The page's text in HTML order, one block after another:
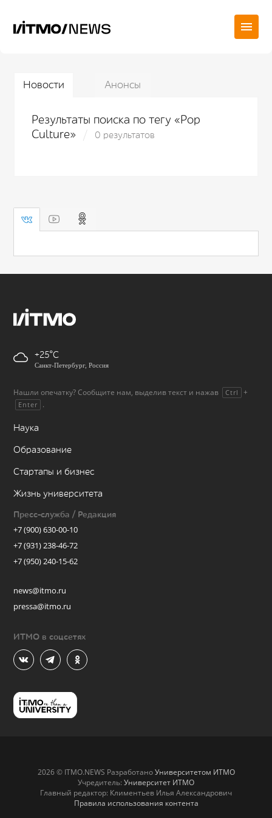
Новости Анонсы
Результаты поиска по тегу «Pop
Culture»
0 результатов
+25
Санкт-Петербург, Россия
Нашли опечатку? Сообщите нам, выделив текст и нажав Ctrl +
Enter .
Наука
Образование
Стартапы и бизнес
Жизнь университета
Пресс-служба / Редакция
+7 (900) 630-00-10
+7 (931) 238-46-72
+7 (950) 240-15-62
news@itmo.ru
pressa@itmo.ru
ИТМО в соцсетях
2026 © ITMO.NEWS РазработаноУниверситетом ИТМО
Учредитель: Университет ИТМО
Главный редактор: Климентьев Илья Александрович
Правила использования контента